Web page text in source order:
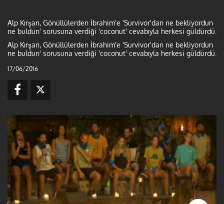
Alp Kırşan, Gönüllülerden İbrahim'e 'Survivor'dan ne bekliyordun
ne buldun' sorusuna verdiği 'coconut' cevabıyla herkesi güldürdü.
Alp Kırşan, Gönüllülerden İbrahim'e 'Survivor'dan ne bekliyordun
ne buldun' sorusuna verdiği 'coconut' cevabıyla herkesi güldürdü.
17/06/2016